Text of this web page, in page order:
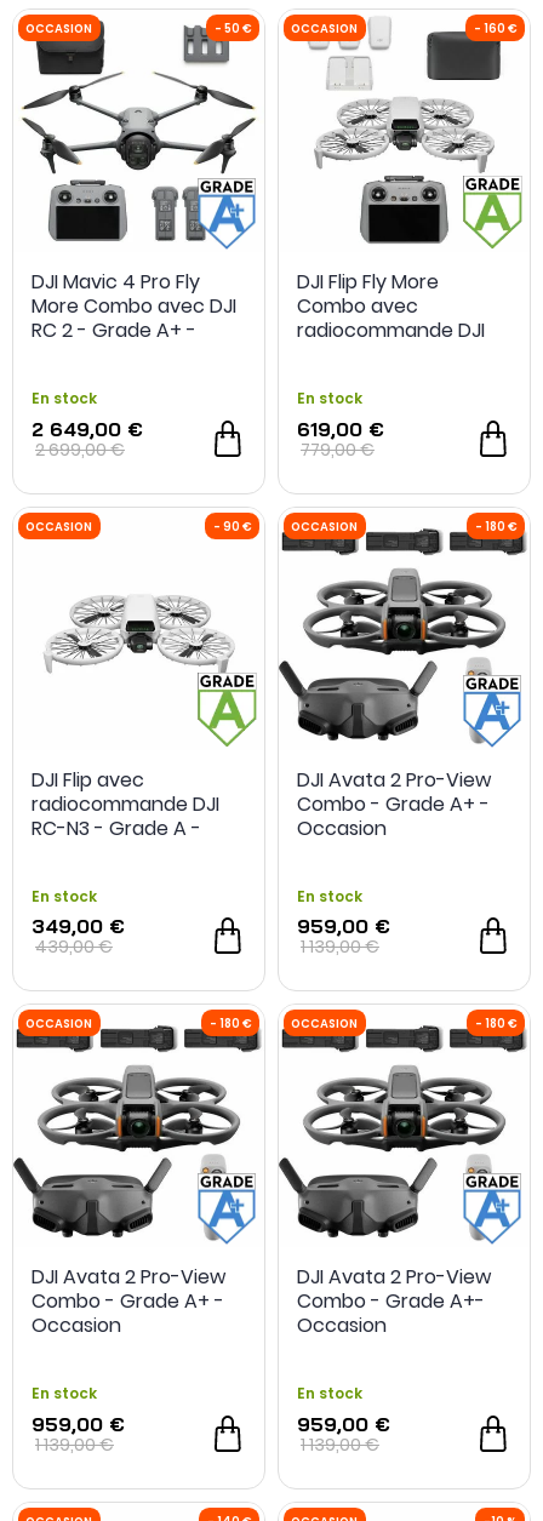
OCCASION - 50 €
DJI Mavic 4 Pro Fly
More Combo avec DJI
RC 2 - Grade A+ -
En stock
2 649,00 €
2 699,00 €
OCCASION
DJI Flip Fly More
Combo avec
radiocommande DJI
En stock
619,00 €
779,00 €
DJI Flip avec
radiocommande DJI
RC-N3 - Grade A -
En stock
349,00 €
439,00 €
OCCASION
DJI Avata 2 Pro-View
Combo - Grade A+ -
Occasion
En stock
959,00 €
1 139,00 €
DJI Avata 2 Pro-View
Combo - Grade A+ -
Occasion
En stock
959,00 €
1 139,00 €
DJI Avata 2 Pro-View
Combo - Grade A+-
Occasion
En stock
959,00 €
1 139,00 €